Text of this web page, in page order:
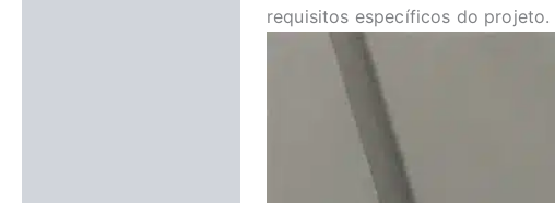
requisitos específicos do projeto.